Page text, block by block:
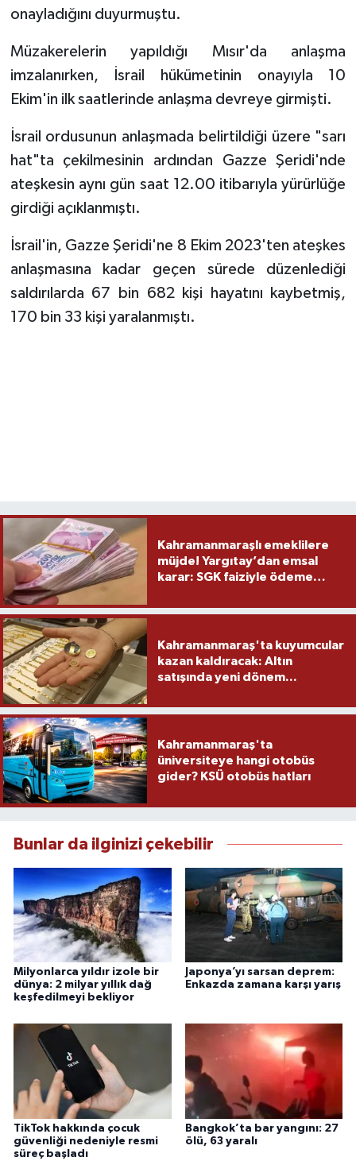
onayladığını duyurmuştu.
Müzakerelerin yapıldığı Mısır'da anlaşma
imzalanırken, İsrail hükümetinin onayıyla 10
Ekim'in ilk saatlerinde anlaşma devreye girmişti.
İsrail ordusunun anlaşmada belirtildiği üzere "sarı
hat"ta çekilmesinin ardından Gazze Şeridi'nde
ateşkesin aynı gün saat 12.00 itibarıyla yürürlüğe
girdiği açıklanmıştı.
İsrail'in, Gazze Şeridi'ne 8 Ekim 2023'ten ateşkes
anlaşmasına kadar geçen sürede düzenlediği
saldırılarda 67 bin 682 kişi hayatını kaybetmiş,
170 bin 33 kişi yaralanmıştı.
Kahramanmaraşlı emeklilere
müjde! Yargıtay’dan emsal
karar: SGK faiziyle ödeme
Kahramanmaraş'ta kuyumcular
kazan kaldıracak: Altın
satışında yeni dönem...
Kahramanmaraş'ta
üniversiteye hangi otobüs
gider? KSÜ otobüs hatları
Bunlar da ilginizi çekebilir
Milyonlarca yıldır izole bir
dünya: 2 milyar yıllık dağ
keşfedilmeyi bekliyor
Japonya’yı sarsan deprem:
Enkazda zamana karşı yarış
TikTok hakkında çocuk
güvenliği nedeniyle resmi
süreç başladı
Bangkok’ta bar yangını: 27
ölü, 63 yaralı